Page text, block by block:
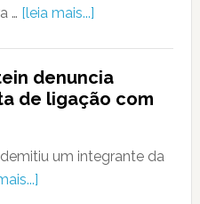
… [leia mais...]
denuncia
de ligação com
um integrante da